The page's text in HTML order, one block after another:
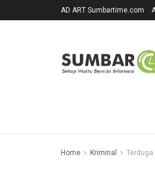
AD ART Sumbartime.com
Home Kriminal Terduga